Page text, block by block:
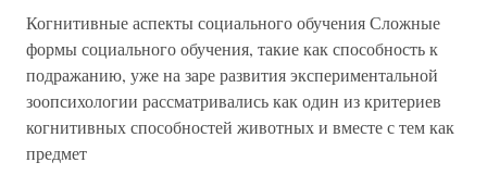
Когнитивные аспекты социального обучения Сложные
формы социального обучения, такие как способность к
подражанию, уже на заре развития экспериментальной
зоопсихологии рассматривались как один из критериев
когнитивных способностей животных и вместе с тем как
предмет